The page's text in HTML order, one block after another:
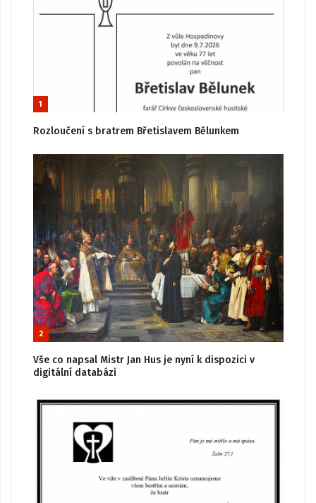
1
Rozloučení s bratrem Břetislavem Bělunkem
2
Vše co napsal Mistr Jan Hus je nyní k dispozici v
digitální databázi